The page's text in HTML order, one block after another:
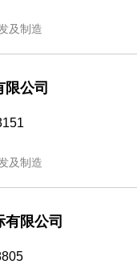
及制造
公司
及制造
限公司